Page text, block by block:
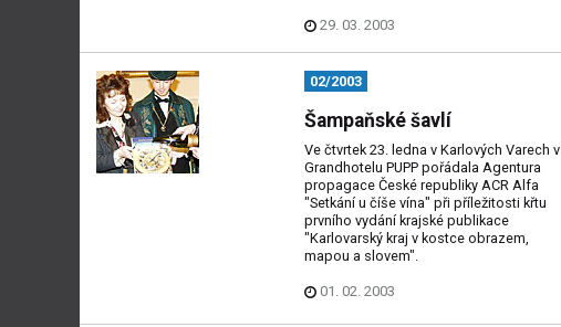
29. 03. 2003
02/2003
Šampaňské šavlí
Ve čtvrtek 23. ledna v Karlových Varech v
Grandhotelu PUPP pořádala Agentura
propagace České republiky ACR Alfa
"Setkání u číše vína" při příležitosti křtu
prvního vydání krajské publikace
"Karlovarský kraj v kostce obrazem,
mapou a slovem".
01. 02. 2003